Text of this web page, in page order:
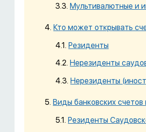
Мультивалютные и
Кто может открывать
Резиденты
Нерезиденты
Нерезиденты
Виды банковских
Резиденты